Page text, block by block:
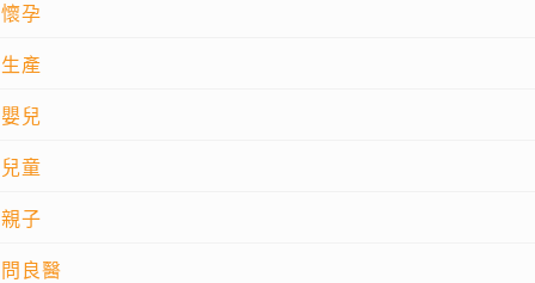
懷孕
生產
嬰兒
兒童
親子
問良醫